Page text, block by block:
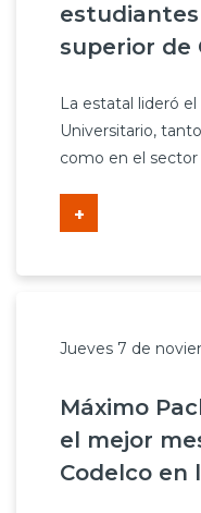
superior de
La estatal lideró
Universitario,
como en el sector
+
Jueves 7 de
Máximo
el mejor
Codelco en